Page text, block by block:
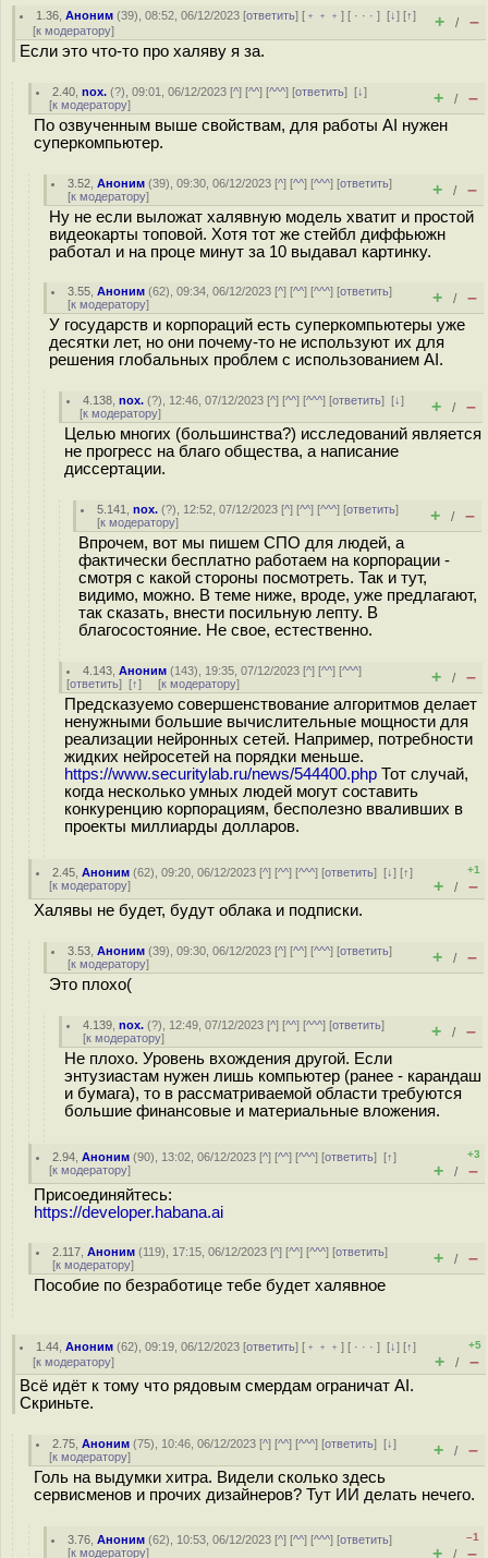
1.36 ,Аноним (39), 08:52, 06/12/2023 [ответить] [ ﹢﹢﹢] [ · · ·][↓] [↑]
[к модератору] + / –
Если это что-то про халяву я за.
2.40 ,nox. (?), 09:01, 06/12/2023 [^] [^^] [^^^] [ответить][↓]
[к модератору] + / –
По озвученным выше свойствам, для работы AI нужен
суперкомпьютер.
3.52 ,Аноним (39), 09:30, 06/12/2023 [^] [^^] [^^^] [ответить]
[к модератору] + / –
Ну не если выложат халявную модель хватит и простой
видеокарты топовой. Хотя тот же стейбл диффьюжн
работал и на проце минут за 10 выдавал картинку.
3.55 ,Аноним (62), 09:34, 06/12/2023 [^] [^^] [^^^] [ответить]
[к модератору] + / –
У государств и корпораций есть суперкомпьютеры уже
десятки лет, но они почему-то не используют их для
решения глобальных проблем с использованием AI.
4.138 ,nox. (?), 12:46, 07/12/2023 [^] [^^] [^^^] [ответить][↓]
[к модератору] + / –
Целью многих (большинства?) исследований является
не прогресс на благо общества, а написание
диссертации.
5.141 ,nox. (?), 12:52, 07/12/2023 [^] [^^] [^^^] [ответить]
[к модератору] + / –
Впрочем, вот мы пишем СПО для людей, а
фактически бесплатно работаем на корпорации -
смотря с какой стороны посмотреть. Так и тут,
видимо, можно. В теме ниже, вроде, уже предлагают,
так сказать, внести посильную лепту. В
благосостояние. Не свое, естественно.
4.143 ,Аноним (143), 19:35, 07/12/2023 [^] [^^] [^^^]
[ответить] [↑] [к модератору] + / –
Предсказуемо совершенствование алгоритмов делает
ненужными большие вычислительные мощности для
реализации нейронных сетей. Например, потребности
жидких нейросетей на порядки меньше.
https://www.securitylab.ru/news/544400.php Тот случай,
когда несколько умных людей могут составить
конкуренцию корпорациям, бесполезно вваливших в
проекты миллиарды долларов.
2.45 ,Аноним (62), 09:20, 06/12/2023 [^] [^^] [^^^] [ответить][↓] [↑]
[к модератору]
+1
+ / –
Халявы не будет, будут облака и подписки.
3.53 ,Аноним (39), 09:30, 06/12/2023 [^] [^^] [^^^] [ответить]
[к модератору] + / –
Это плохо(
4.139 ,nox. (?), 12:49, 07/12/2023 [^] [^^] [^^^] [ответить]
[к модератору] + / –
Не плохо. Уровень вхождения другой. Если
энтузиастам нужен лишь компьютер (ранее - карандаш
и бумага), то в рассматриваемой области требуются
большие финансовые и материальные вложения.
2.94 ,Аноним (90), 13:02, 06/12/2023 [^] [^^] [^^^] [ответить][↑]
[к модератору]
+3
+ / –
Присоединяйтесь:
https://developer.habana.ai
2.117 ,Аноним (119), 17:15, 06/12/2023 [^] [^^] [^^^] [ответить]
[к модератору] + / –
Пособие по безработице тебе будет халявное
1.44 ,Аноним (62), 09:19, 06/12/2023 [ответить] [ ﹢﹢﹢] [ · · ·][↓] [↑]
[к модератору]
+5
+ / –
Всё идёт к тому что рядовым смердам ограничат AI.
Скриньте.
2.75 ,Аноним (75), 10:46, 06/12/2023 [^] [^^] [^^^] [ответить][↓]
[к модератору] + / –
Голь на выдумки хитра. Видели сколько здесь
сервисменов и прочих дизайнеров? Тут ИИ делать нечего.
3.76 ,Аноним (62), 10:53, 06/12/2023 [^] [^^] [^^^] [ответить]
[к модератору]
–1
+ / –